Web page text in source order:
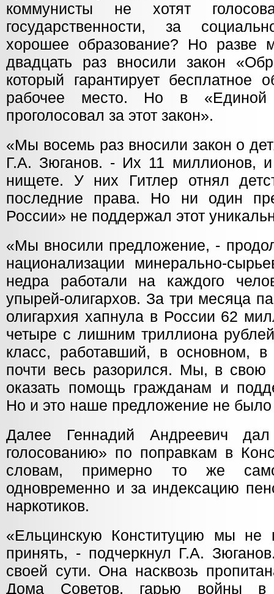
коммунисты не хотят
государственности, за
хорошее образование? Но разве
двадцать раз вносили закон
который гарантирует бесплатное
рабочее место. Но в «Единой
проголосовал за этот закон».
«Мы восемь раз вносили закон о
Г.А. Зюганов. - Их 11 миллионов,
нищете. У них Гитлер отнял
последние права. Но ни один
России» не поддержал этот
«Мы вносили предложение, -
национализации минерально-
недра работали на каждого
упырей-олигархов. За три месяца
олигархия хапнула в России 62
четыре с лишним триллиона
класс, работавший, в основном,
почти весь разорился. Мы, в свою
оказать помощь гражданам и
Но и это наше предложение не
Далее Геннадий Андреевич дал
голосованию» по поправкам в
словам, примерно то же
одновременно и за индексацию
наркотиков.
«Ельцинскую Конституцию мы не
принять, - подчеркнул Г.А.
своей сути. Она насквозь
Дома Советов, гарью войны в